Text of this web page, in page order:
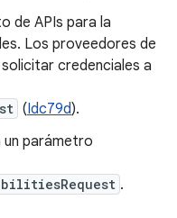
de APIs para la
Los proveedores de
credenciales a
(Idc79d).
un parámetro
.